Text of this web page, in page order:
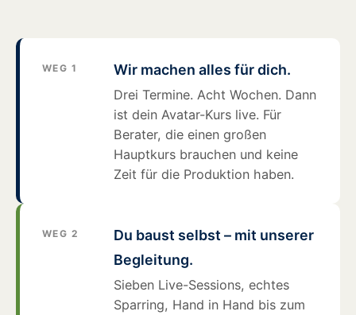
WEG 1 Wir machen alles für dich.
Drei Termine. Acht Wochen. Dann
ist dein Avatar-Kurs live. Für
Berater, die einen großen
Hauptkurs brauchen und keine
Zeit für die Produktion haben.
WEG 2
Du baust selbst – mit unserer
Begleitung.
Sieben Live-Sessions, echtes
Sparring, Hand in Hand bis zum